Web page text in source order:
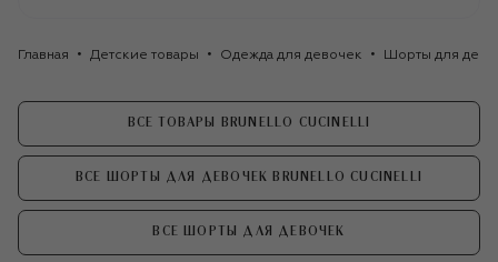
Главная Детские товары Одежда для девочек Шорты для
ВСЕ ТОВАРЫ BRUNELLO CUCINELLI
ВСЕ ШОРТЫ ДЛЯ ДЕВОЧЕК BRUNELLO CUCINELLI
ВСЕ ШОРТЫ ДЛЯ ДЕВОЧЕК